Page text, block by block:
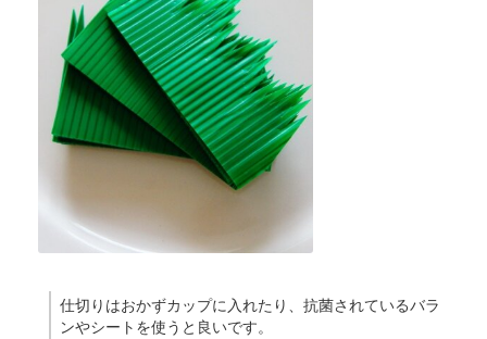
仕切りはおかずカップに入れたり、抗菌されているバラ
ンやシートを使うと良いです。